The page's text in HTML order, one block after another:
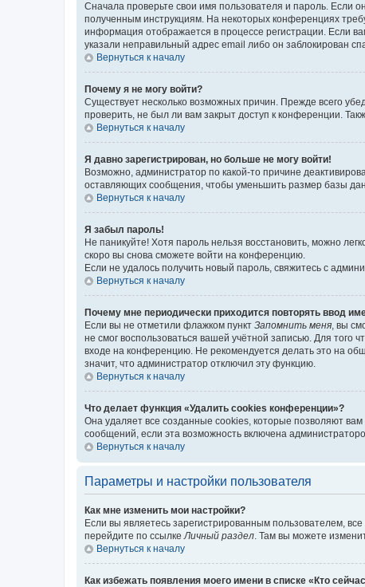
Сначала проверьте свои имя пользователя и пароль. Если
полученным инструкциям. На некоторых конференциях
информация отображается в процессе регистрации. Если
указали неправильный адрес email либо он заблокирован
Вернуться к началу
Почему я не могу войти?
Существует несколько возможных причин. Прежде всего
проверить, не был ли вам закрыт доступ к конференции.
Вернуться к началу
Я давно зарегистрирован, но больше не могу войти!
Возможно, администратор по какой-то причине
оставляющих сообщения, чтобы уменьшить размер базы
Вернуться к началу
Я забыл пароль!
Не паникуйте! Хотя пароль нельзя восстановить, можно
скоро вы снова сможете войти на конференцию.
Если не удалось получить новый пароль, свяжитесь с
Вернуться к началу
Почему мне периодически приходится повторять ввод
Если вы не отметили флажком пункт Запомнить меня, вы
не смог воспользоваться вашей учётной записью. Для
входе на конференцию. Не рекомендуется делать это на
значит, что администратор отключил эту функцию.
Вернуться к началу
Что делает функция «Удалить cookies конференции»?
Она удаляет все созданные cookies, которые позволяют
сообщений, если эта возможность включена
Вернуться к началу
Параметры и настройки пользователя
Как мне изменить мои настройки?
Если вы являетесь зарегистрированным пользователем,
перейдите по ссылкеЛичный раздел. Там вы можете
Вернуться к началу
Как избежать появления моего имени в списке «Кто